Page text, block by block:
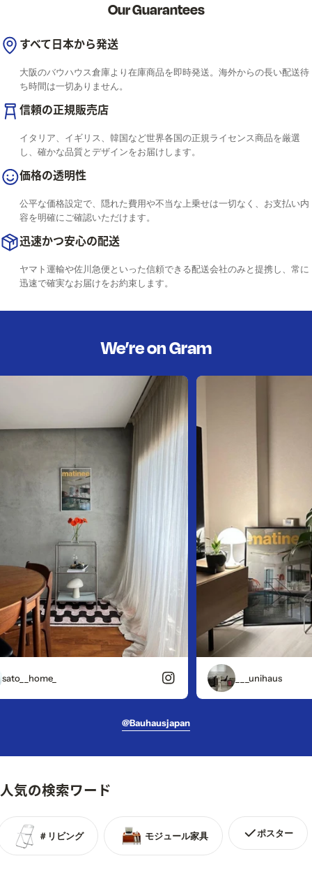
Our Guarantees
すべて日本から発送
大阪のバウハウス倉庫より在庫商品を即時発送。海外からの長い配送待
ち時間は一切ありません。
信頼の正規販売店
イタリア、イギリス、韓国など世界各国の正規ライセンス商品を厳選
し、確かな品質とデザインをお届けします。
価格の透明性
公平な価格設定で、隠れた費用や不当な上乗せは一切なく、お支払い内
容を明確にご確認いただけます。
迅速かつ安心の配送
ヤマト運輸や佐川急便といった信頼できる配送会社のみと提携し、常に
迅速で確実なお届けをお約束します。
We’re on Gram
___unihaus
@bauhausjapan
人気の検索ワード
＃リビング モジュール家具 ポスター